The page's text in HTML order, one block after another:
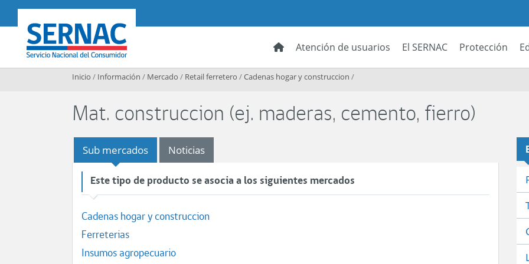
SERNAC
Atención de usuarios El SERNAC Protección
Inicio / Información / Mercado / Retail ferretero /Cadenas hogar y construccion /
Mat. construccion (ej. maderas, cemento, fierro)
Sub mercados Noticias
Este tipo de producto se asocia a los siguientes mercados
Cadenas hogar y construccion
Ferreterias
Insumos agropecuario